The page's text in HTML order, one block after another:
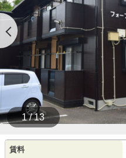
1 / 13
賃料